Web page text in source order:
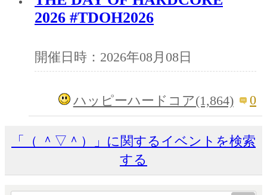
2026 #TDOH2026
開催日時：2026年08月08日
ハッピーハードコア(1,864) 0
「（ ＾▽＾）」に関するイベントを検索
する